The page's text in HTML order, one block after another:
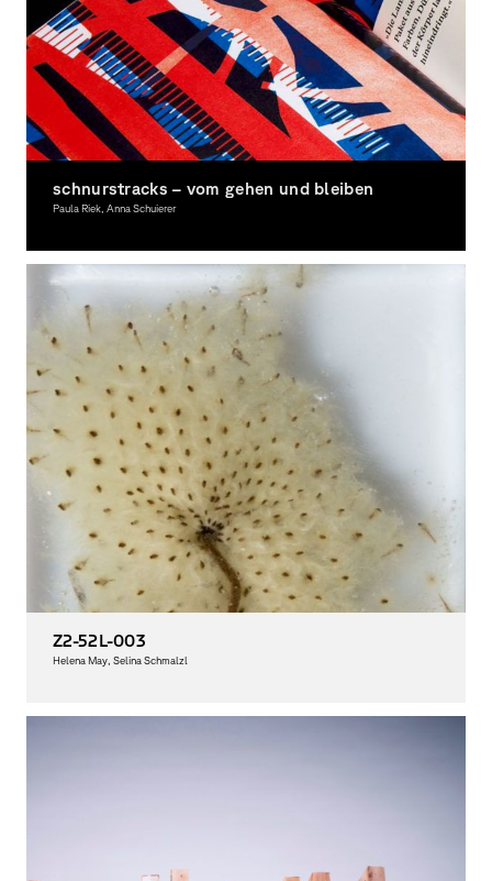
schnurstracks – vom gehen und bleiben
Paula Riek, Anna Schuierer
Z2-52L-003
Helena May, Selina Schmalzl